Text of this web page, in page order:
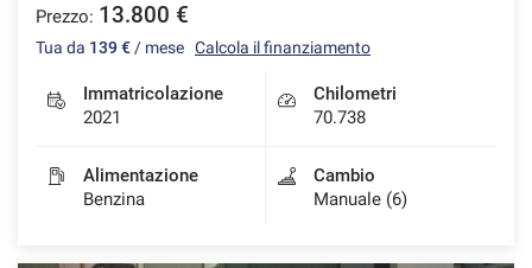
Prezzo: 13.800 €
Tua da 139 € / mese Calcola il finanziamento
Immatricolazione
2021
Chilometri
70.738
Alimentazione
Benzina
Cambio
Manuale (6)
Cookie necessari
Cookie delle preferenze